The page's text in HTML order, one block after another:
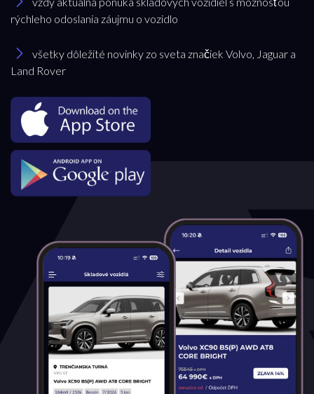
rýchleho odoslania záujmu o vozidlo
všetky dôležité novinky zo sveta značiek Volvo, Jaguar a
Land Rover